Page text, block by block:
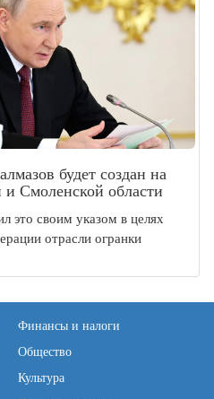
будет создан на
Смоленской области
это своим указом в целях
отрасли огранки
Финансы и налоги
Общество
Культура